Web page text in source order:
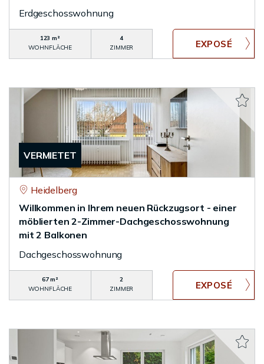
Erdgeschosswohnung
123 m²
WOHNFLÄCHE
4
ZIMMER
VERMIETET
Heidelberg
Willkommen in Ihrem neuen Rückzugsort - einer
möblierten 2-Zimmer-Dachgeschosswohnung
mit 2 Balkonen
Dachgeschosswohnung
67 m²
WOHNFLÄCHE
2
ZIMMER